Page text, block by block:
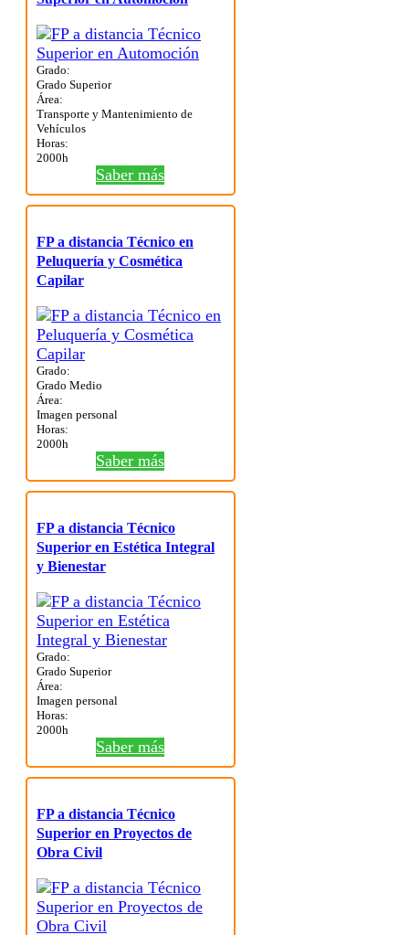
Grado:
Grado Superior
Área:
Transporte y Mantenimiento de
Vehículos
Horas:
2000h
Saber más
FP a distancia Técnico en
Peluquería y Cosmética
Capilar
Grado:
Grado Medio
Área:
Imagen personal
Horas:
2000h
Saber más
FP a distancia Técnico
Superior en Estética Integral
y Bienestar
Grado:
Grado Superior
Área:
Imagen personal
Horas:
2000h
Saber más
FP a distancia Técnico
Superior en Proyectos de
Obra Civil